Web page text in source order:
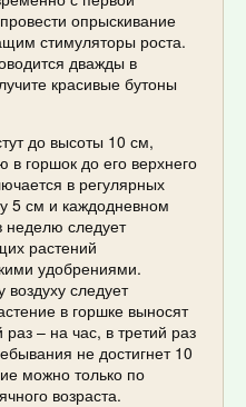
опрыскивание
стимуляторы роста.
дважды в
красивые бутоны
до высоты 10 см,
горшок до его верхнего
в регулярных
5 см и каждодневном
неделю следует
растений
удобрениями.
следует
в горшке выносят
– на час, в третий раз
не достигнет 10
можно только по
возраста.